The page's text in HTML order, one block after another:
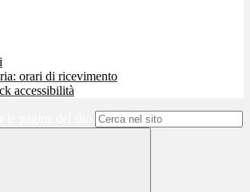
orari di ricevimento
accessibilità